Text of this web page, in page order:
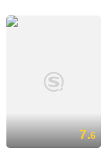
7.6